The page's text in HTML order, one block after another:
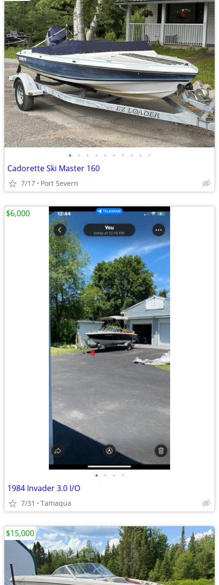
• • • • • • • • • •
Cadorette Ski Master 160
7/17 Port Severn
• • • •
1984 Invader 3.0 I/O
7/31 Tamaqua
$6,000
$15,000